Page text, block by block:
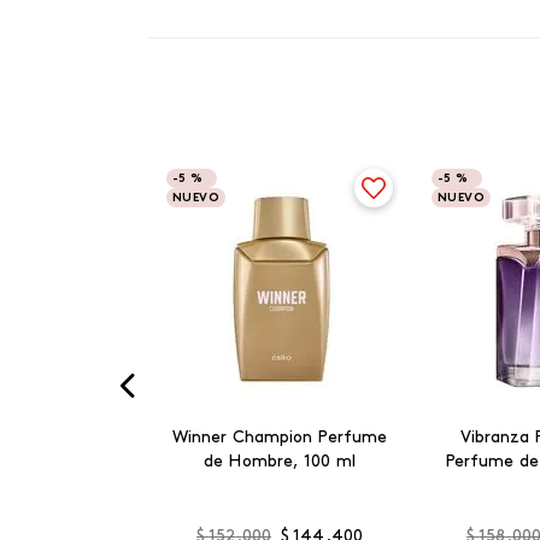
-5 %
NUEVO
Winner Champion Perfume
de Hombre, 100 ml
-5 %
NUEVO
Vibranza
Perfume